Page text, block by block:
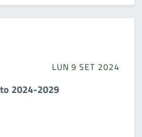
LUN 9 SET 2024
2024-2029